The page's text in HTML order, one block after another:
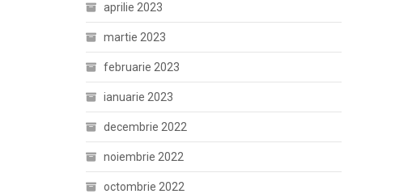
aprilie 2023
martie 2023
februarie 2023
ianuarie 2023
decembrie 2022
noiembrie 2022
octombrie 2022